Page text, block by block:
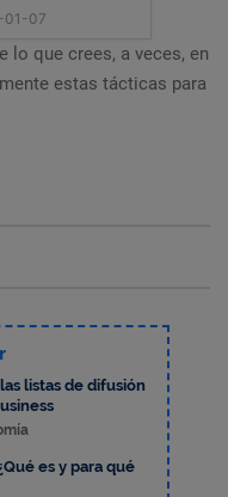
01-07
lo que crees, a veces, en
estas tácticas para
listas de difusión
es y para qué